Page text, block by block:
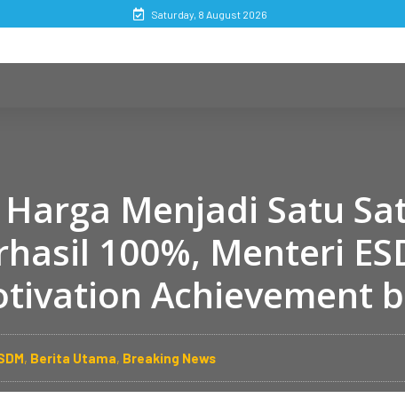
Saturday, 8 August 2026
Menjadi Satu
100%, Menteri
Achievement
, Berita Utama, Breaking News